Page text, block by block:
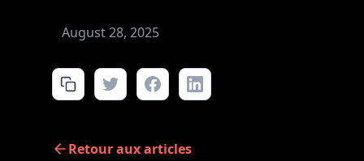
August 28, 2025
Retour aux articles